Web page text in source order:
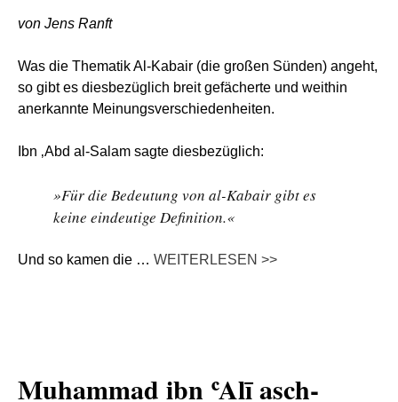
von Jens Ranft
Was die Thematik Al-Kabair (die großen Sünden) angeht,
so gibt es diesbezüglich breit gefächerte und weithin
anerkannte Meinungsverschiedenheiten.
Ibn ‚Abd al-Salam sagte diesbezüglich:
»Für die Bedeutung von al-Kabair gibt es
keine eindeutige Definition.«
Und so kamen die … WEITERLESEN >>
Muhammad ibn ʿAlī asch-